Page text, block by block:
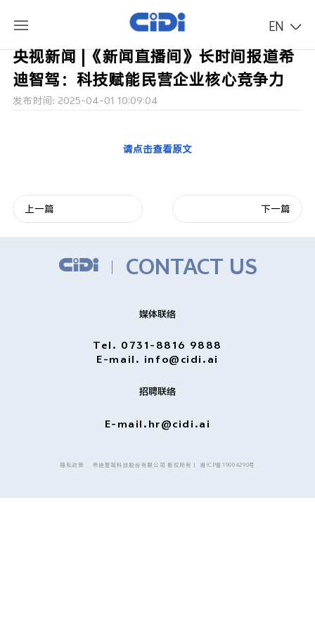
EN
央视新闻 |《新闻直播间》长时间报道希
迪智驾：科技赋能民营企业核心竞争力
发布时间: 2025-04-01 10:09:04
请点击查看原文
上一篇 下一篇
CONTACT US
媒体联络
Tel. 0731-8816 9888
E-mail. info@cidi.ai
招聘联络
E-mail. hr@cidi.ai
隐私政策 希迪智驾科技股份有限公司 版权所有丨 湘ICP备19004290号